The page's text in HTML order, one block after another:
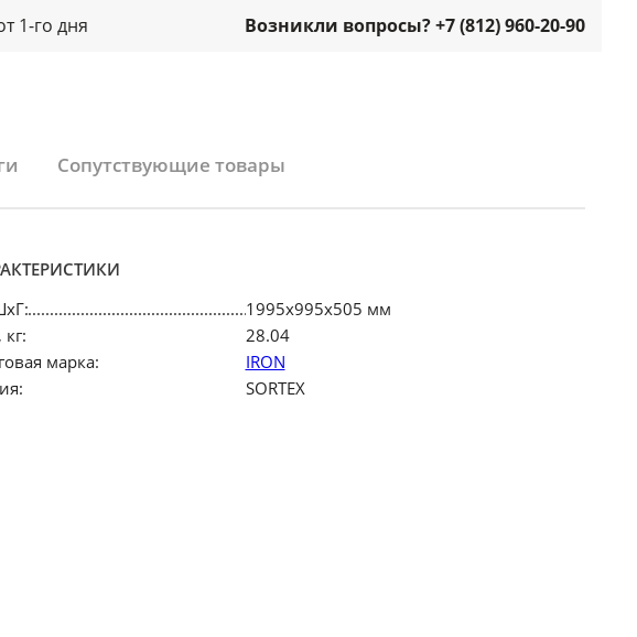
1-го дня Возникли вопросы? +7 (812) 960-20-90
Сопутствующие товары
1995х995х505 мм
кг:
28.04
марка:
IRON
SORTEX